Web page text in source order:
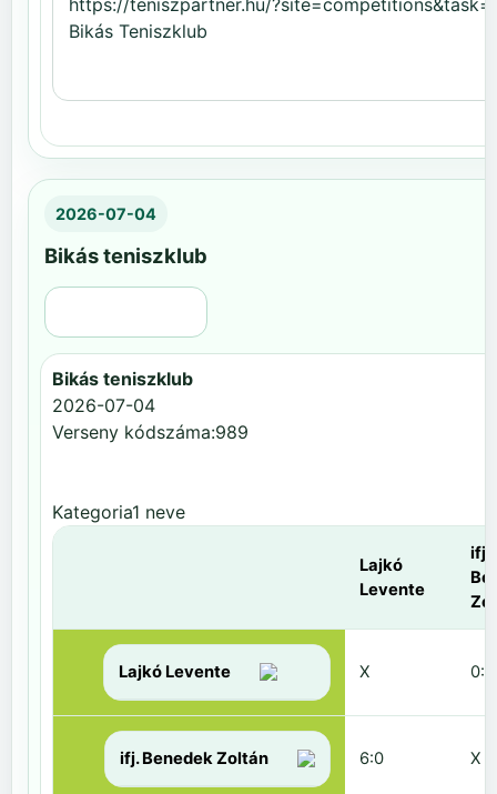
2026-07-04
Bikás teniszklub
Bikás teniszklub
2026-07-04
Verseny kódszáma:989
Kategoria1 neve
Lajkó
Levente
ifj.
Lajkó Levente X 0:6
ifj. Benedek Zoltán 6:0 X